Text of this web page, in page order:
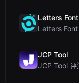
Letters Font
JCP Tool